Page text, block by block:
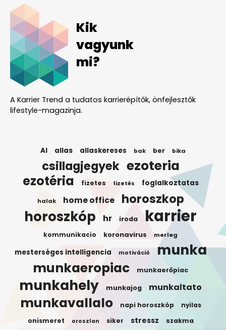
Kik
vagyunk
mi?
A Karrier Trend a tudatos karrierépítők, önfejlesztők
lifestyle-magazinja.
AI allas allaskereses bak ber bika
csillagjegyek ezoteria
ezotéria fizetes fizetés foglalkoztatas
halak home office horoszkop
horoszkóp hr iroda karrier
kommunikacio koronavirus merleg
mesterséges intelligencia motiváció munka
munkaeropiac munkaerőpiac
munkahely munkajog munkaltato
munkavallalo napi horoszkóp nyilas
onismeret oroszlan siker stressz szakma